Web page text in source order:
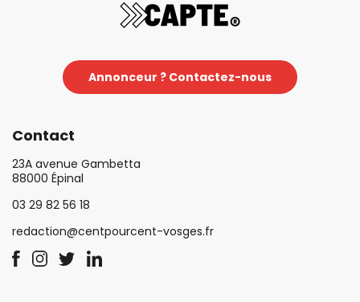
Annonceur ? Contactez-nous
Contact
23A avenue Gambetta
88000 Épinal
03 29 82 56 18
redaction@centpourcent-vosges.fr